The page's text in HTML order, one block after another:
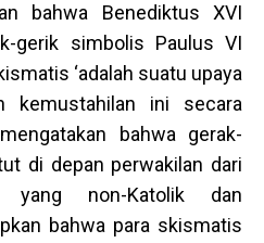
bahwa Benediktus XVI
gerik simbolis Paulus VI
‘adalah suatu upaya
kemustahilan ini secara
bahwa gerak-
di depan perwakilan dari
yang non-Katolik dan
bahwa para skismatis